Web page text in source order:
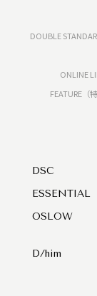
DOUBLE
ONLINE
FEATURE（
DSC
ESSENTIAL
OSLOW
D/him